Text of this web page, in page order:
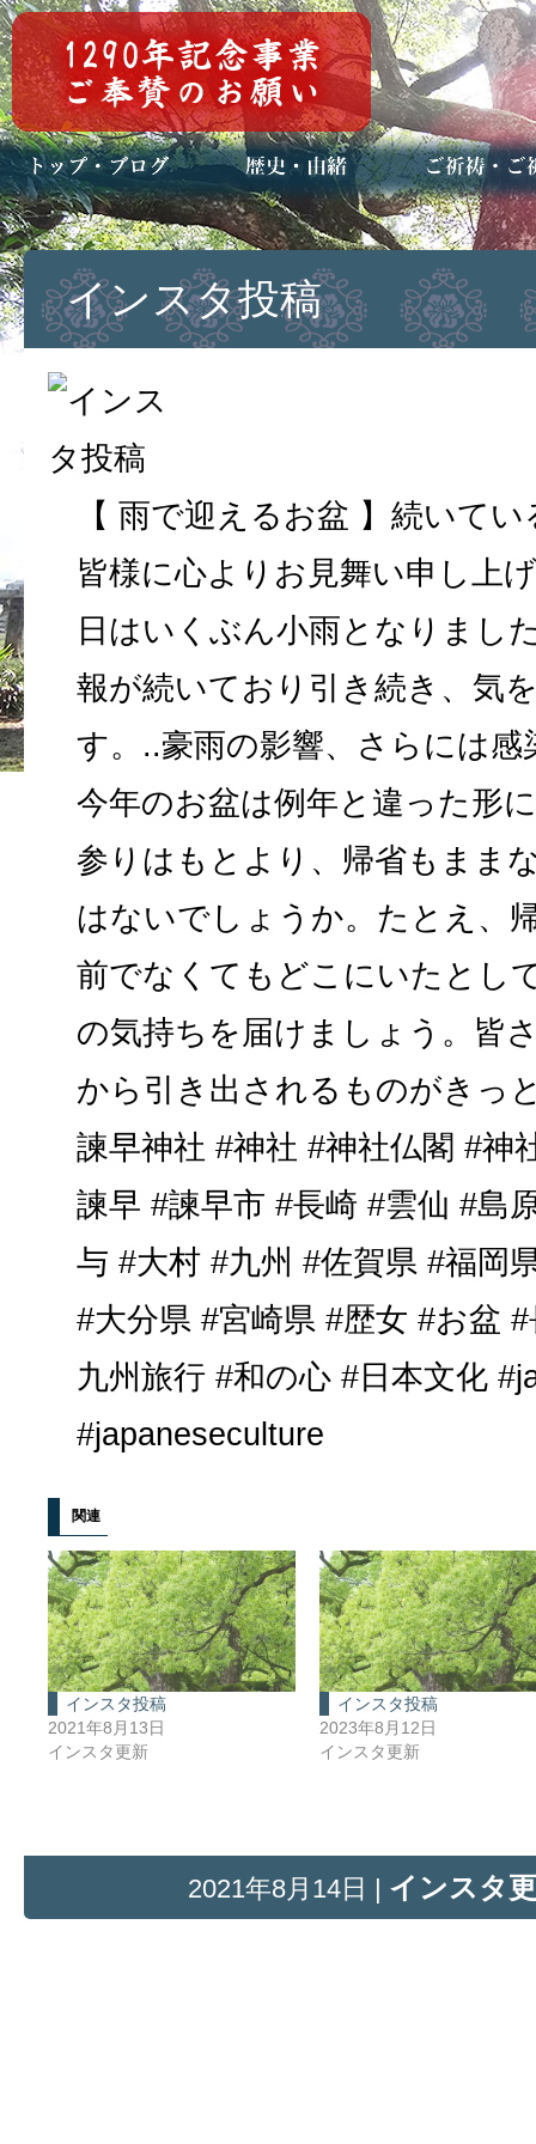
トップページ
ブログ(日々八百万)
お知らせ一覧 歴史・ご祭神
年中行事
メディア掲載 ご祈祷・ご祈
安産祈願
初宮参り
七五三詣
長寿のお祝い
神前結婚式
厄祓い・方位
車のお祓い
地鎮祭
神葬祭（神式
インスタ投稿
【 雨で迎えるお盆 】続いて
皆様に心よりお見舞い申し上
日はいくぶん小雨となりまし
報が続いており引き続き、気
す。..豪雨の影響、さらには
今年のお盆は例年と違った形
参りはもとより、帰省もまま
はないでしょうか。たとえ、
前でなくてもどこにいたとし
の気持ちを届けましょう。皆
から引き出されるものがきっ
諫早神社 #神社 #神社仏閣 #神
諫早 #諫早市 #長崎 #雲仙 #島
与 #大村 #九州 #佐賀県 #福岡
#大分県 #宮崎県 #歴女 #お盆
九州旅行 #和の心 #日本文化
#japaneseculture
関連
インスタ投稿
2021年8月13日
インスタ更新
インスタ投稿
2023年8月12日
インスタ更新
2021年8月14日 | インスタ